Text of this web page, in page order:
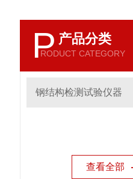
P 产品分类
RODUCT CATEGORY
钢结构检测试验仪器
查看全部